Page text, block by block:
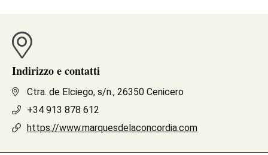
Indirizzo e contatti
Ctra. de Elciego, s/n., 26350 Cenicero
+34 913 878 612
https://www.marquesdelaconcordia.com